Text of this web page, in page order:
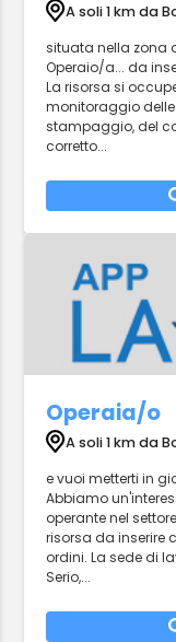
A soli 1 km da
situata nella zona
Operaio/a... da
La risorsa si
monitoraggio
stampaggio, del
corretto...
Operaia/o
A soli 1 km da
e vuoi metterti in
Abbiamo
operante nel
risorsa da inserire
ordini. La sede di
Serio,...